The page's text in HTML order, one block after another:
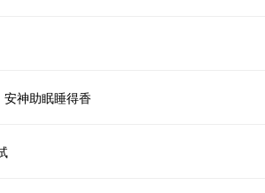
安神助眠睡得香